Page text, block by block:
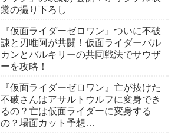
裳の撮り下ろし
『仮面ライダーゼロワン』ついに不破
諌と刃唯阿が共闘！仮面ライダーバル
カンとバルキリーの共同戦法でサウザ
ーを攻略！
『仮面ライダーゼロワン』亡が抜けた
不破さんはアサルトウルフに変身でき
るの？亡は仮面ライダーに変身する
の？場面カット予想…